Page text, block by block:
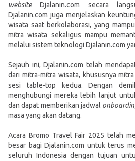
websiteDjalanin.com secara
Djalanin.com juga menjelaskan
wisata saat berkolaborasi, yang
mitra wisata sekaligus mampu
melalui sistem teknologi Djalanin.com
Sejauh ini, Djalanin.com telah
dari mitra-mitra wisata, khususnya
sesi table-top kedua. Dengan
menghubungi mereka lebih lanjut
dan dapat memberikan jadwal
masa yang akan datang.
Acara Bromo Travel Fair 2025 telah
besar bagi Djalanin.com untuk terus
seluruh Indonesia dengan tujuan